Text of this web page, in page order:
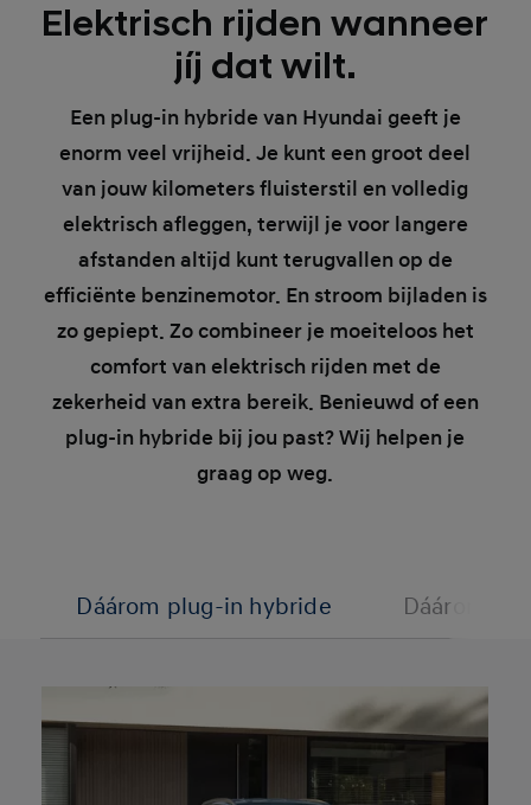
Elektrisch rijden wanneer
jíj dat wilt.
Een plug-in hybride van Hyundai geeft je
enorm veel vrijheid. Je kunt een groot deel
van jouw kilometers fluisterstil en volledig
elektrisch afleggen, terwijl je voor langere
afstanden altijd kunt terugvallen op de
efficiënte benzinemotor. En stroom bijladen is
zo gepiept. Zo combineer je moeiteloos het
comfort van elektrisch rijden met de
zekerheid van extra bereik. Benieuwd of een
plug-in hybride bij jou past? Wij helpen je
graag op weg.
Dáárom plug-in hybride Dáárom